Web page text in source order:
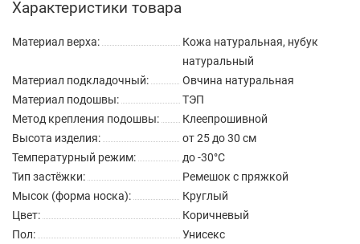
Характеристики товара
Материал верха:
Кожа натуральная, нубук
натуральный
Материал подкладочный:
Овчина натуральная
Материал подошвы:
ТЭП
Метод крепления подошвы:
Клеепрошивной
Высота изделия:
от 25 до 30 см
Температурный режим:
до -30°C
Тип застёжки:
Ремешок с пряжкой
Мысок (форма носка):
Круглый
Цвет:
Коричневый
Пол:
Унисекс